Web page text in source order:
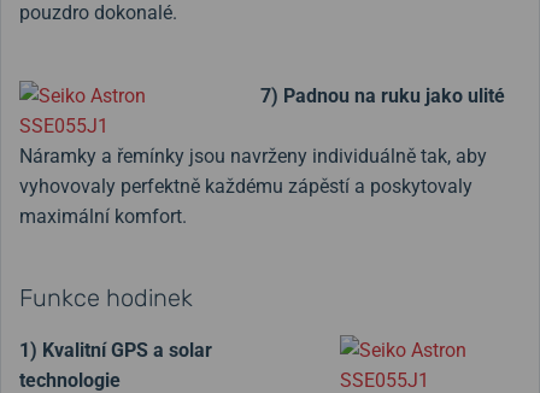
pouzdro dokonalé.
7) Padnou na ruku jako ulité
Náramky a řemínky jsou navrženy individuálně tak, aby
vyhovovaly perfektně každému zápěstí a poskytovaly
maximální komfort.
Funkce hodinek
1) Kvalitní GPS a solar
technologie